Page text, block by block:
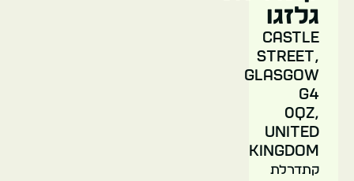
גלזגו
Castle
Street,
Glasgow
G4
0QZ,
United
Kingdom
קתדרלת